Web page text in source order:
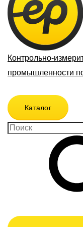
Контрольно-
промышленности
Каталог